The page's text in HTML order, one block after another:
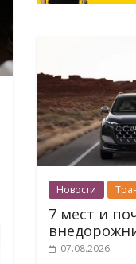
Новости
7 мест и
07.08.2026